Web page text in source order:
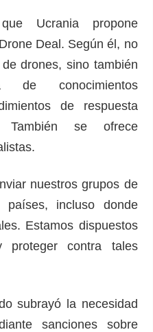
Ucrania propone
Deal. Según él, no
drones, sino también
de conocimientos
de respuesta
se ofrece
nuestros grupos de
incluso donde
Estamos dispuestos
proteger contra tales
subrayó la necesidad
sanciones sobre